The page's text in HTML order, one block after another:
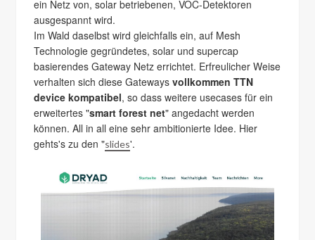
ein Netz von, solar betriebenen, VOC-Detektoren
ausgespannt wird.
Im Wald daselbst wird gleichfalls ein, auf Mesh
Technologie gegründetes, solar und supercap
basierendes Gateway Netz errichtet. Erfreulicher Weise
verhalten sich diese Gatewaysvollkommen TTN
device kompatibel, so dass weitere usecases für ein
erweitertes "smart forest net" angedacht werden
können. All in all eine sehr ambitionierte Idee. Hier
gehts's zu den "slides'.